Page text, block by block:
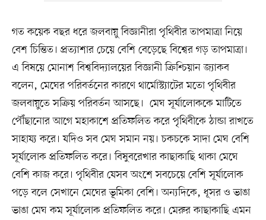
গত কয়েক বছর ধরে জলবায়ু বিজ্ঞানীরা পৃথিবীর তাপমাত্রা নিয়ে
বেশ চিন্তিত। প্রত্যাশার চেয়ে বেশি বেড়েছে বিশ্বের গড় তাপমাত্রা।
এ বিষয়ে মোনাশ বিশ্ববিদ্যালয়ের বিজ্ঞানী ক্রিশ্চিয়ান জ্যাকব
বলেন, মেঘের পরিবর্তনের কারণে থার্মোস্ট্যাটের মতো পৃথিবীর
জলবায়ুতে সক্রিয় পরিবর্তন আসছে। মেঘ সূর্যালোককে মাটিতে
পৌঁছানোর আগে মহাকাশে প্রতিফলিত করে পৃথিবীকে ঠান্ডা রাখতে
সাহায্য করে। যদিও সব মেঘ সমান নয়। চকচকে সাদা মেঘ বেশি
সূর্যালোক প্রতিফলিত করে। বিষুবরেখার কাছাকাছি থাকা মেঘে
বেশি কাজ করে। পৃথিবীর যেসব অংশে সবচেয়ে বেশি সূর্যালোক
পড়ে বলে সেখানে মেঘের ভূমিকা বেশি। অন্যদিকে, ধূসর ও ভাঙা
ভাঙা মেঘ কম সূর্যালোক প্রতিফলিত করে। মেরুর কাছাকাছি এমন